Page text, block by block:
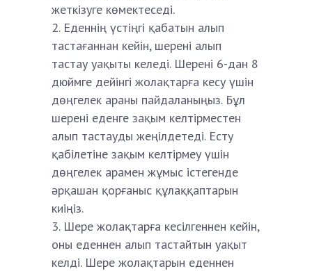
жеткізуге көмектеседі.
Еденнің үстіңгі қабатын алып
тастағаннан кейін, шерені алып
тастау уақыты келеді. Шерені 6-дан 8
дюймге дейінгі жолақтарға кесу үшін
дөңгелек араны пайдаланыңыз. Бұл
шерені еденге зақым келтірместен
алып тастауды жеңілдетеді. Есту
қабілетіне зақым келтірмеу үшін
дөңгелек арамен жұмыс істегенде
әрқашан қорғаныс құлаққаптарын
киіңіз.
Шере жолақтарға кесілгеннен кейін,
оны еденнен алып тастайтын уақыт
келді. Шере жолақтарын еденнен